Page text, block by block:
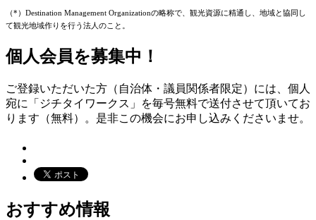
（*）Destination Management Organizationの略称で、観光資源に精通し、地域と協同し
て観光地域作りを行う法人のこと。
個人会員を募集中！
ご登録いただいた方（自治体・議員関係者限定）には、個人
宛に「ジチタイワークス」を毎号無料で送付させて頂いてお
ります（無料）。是非この機会にお申し込みくださいませ。
おすすめ情報